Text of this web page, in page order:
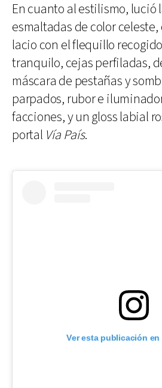
En cuanto al estilismo, lució
esmaltadas de color
lacio con el flequillo
tranquilo, cejas perfiladas,
máscara de pestañas y
parpados, rubor e
facciones, y un gloss labial
portal Vía País.
Ver esta publicación en